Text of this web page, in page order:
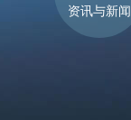
资讯与新闻